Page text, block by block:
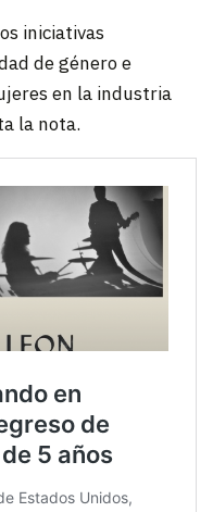
iniciativas
de género e
en la industria
la nota.